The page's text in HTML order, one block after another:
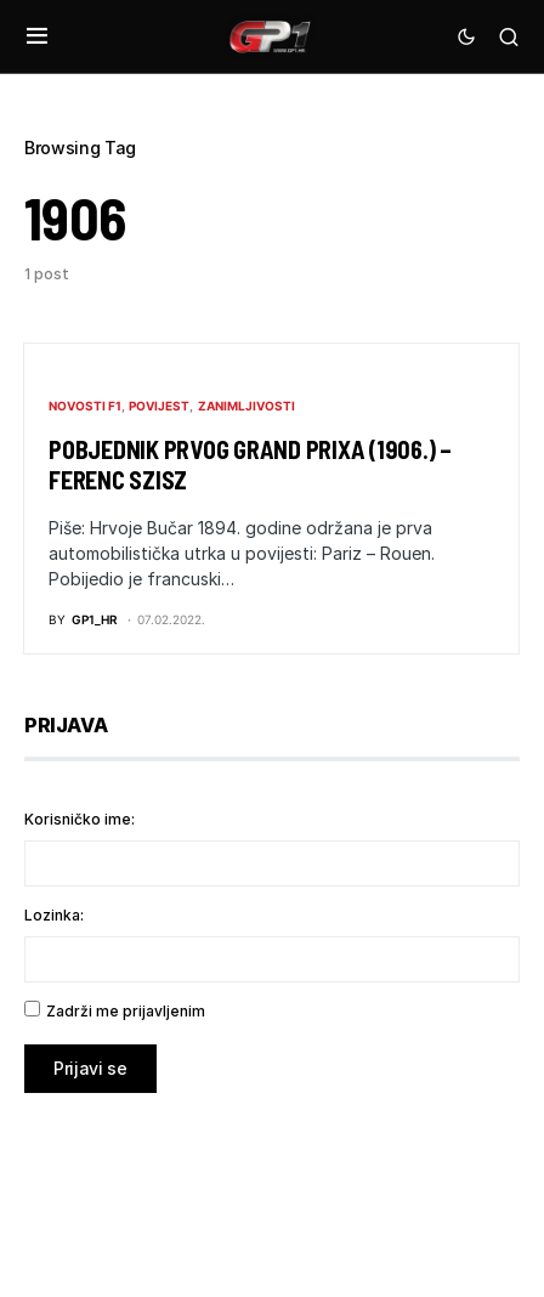
Browsing Tag
1906
1 post
NOVOSTI F1 POVIJEST ZANIMLJIVOSTI
POBJEDNIK PRVOG GRAND PRIXA (1906.) –
FERENC SZISZ
Piše: Hrvoje Bučar 1894. godine održana je prva
automobilistička utrka u povijesti: Pariz – Rouen.
Pobijedio je francuski…
BY GP1_HR 07.02.2022.
PRIJAVA
Korisničko ime:
Lozinka:
Zadrži me prijavljenim
Prijavi se